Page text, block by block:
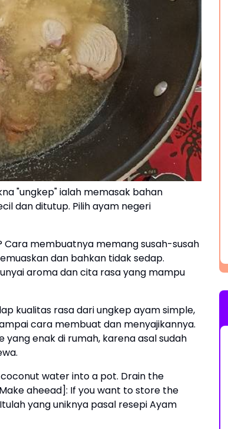
"ungkep" ialah memasak bahan
dan ditutup. Pilih ayam negeri
Cara membuatnya memang susah-susah
dan bahkan tidak sedap.
aroma dan cita rasa yang mampu
kualitas rasa dari ungkep ayam simple,
cara membuat dan menyajikannya.
yang enak di rumah, karena asal sudah
water into a pot. Drain the
aheead]: If you want to store the
yang uniknya pasal resepi Ayam